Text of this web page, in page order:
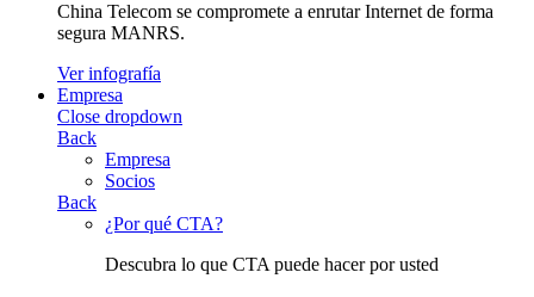
China Telecom se compromete a enrutar Internet de forma
segura MANRS.
Ver infografía
Empresa
Close dropdown
Back
Empresa
Socios
Back
¿Por qué CTA?
Descubra lo que CTA puede hacer por usted